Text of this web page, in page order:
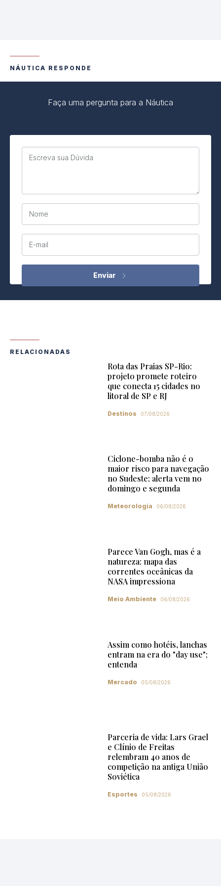
NÁUTICA RESPONDE
Faça uma pergunta para a Náutica
Escreva sua Dúvida
Nome
E-mail
RELACIONADAS
Rota das Praias SP-Rio:
projeto promete roteiro
que conecta 15 cidades no
litoral de SP e RJ
Destinos 07/08/2026
Ciclone-bomba não é o
maior risco para navegação
no Sudeste; alerta vem no
domingo e segunda
Meteorologia 06/08/2026
Parece Van Gogh, mas é a
natureza: mapa das
correntes oceânicas da
NASA impressiona
Meio Ambiente 06/08/2026
Assim como hotéis, lanchas
entram na era do "day use";
entenda
Mercado 05/08/2026
Parceria de vida: Lars Grael
e Clínio de Freitas
relembram 40 anos de
competição na antiga União
Soviética
Esportes 05/08/2026